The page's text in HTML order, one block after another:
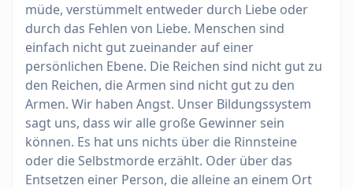
müde, verstümmelt entweder durch Liebe oder
durch das Fehlen von Liebe. Menschen sind
einfach nicht gut zueinander auf einer
persönlichen Ebene. Die Reichen sind nicht gut zu
den Reichen, die Armen sind nicht gut zu den
Armen. Wir haben Angst. Unser Bildungssystem
sagt uns, dass wir alle große Gewinner sein
können. Es hat uns nichts über die Rinnsteine
oder die Selbstmorde erzählt. Oder über das
Entsetzen einer Person, die alleine an einem Ort